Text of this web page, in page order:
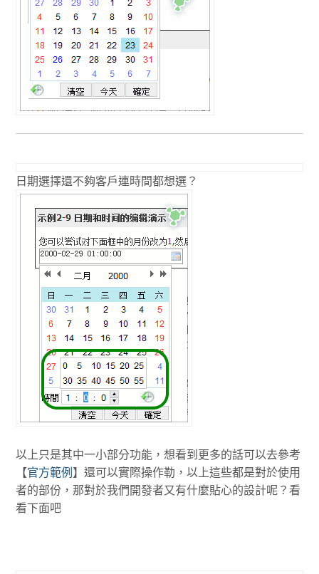
日期選擇還不夠客戶連時間都想選？
以上只是其中一小部分功能，想看到更多的話可以去參考
【官方範例】還可以實際操作勒，以上這些都是對於使用
者的部份，那對於我們開發者又有什麼貼心的設計呢？看
看下面吧